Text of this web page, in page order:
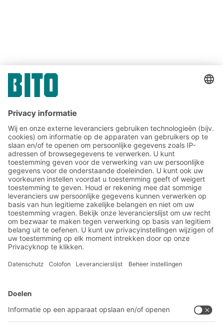
DELEN
Communicatie & Pers
BITO-oplossingen
Intralogistieke oplossingen
Contactformulier